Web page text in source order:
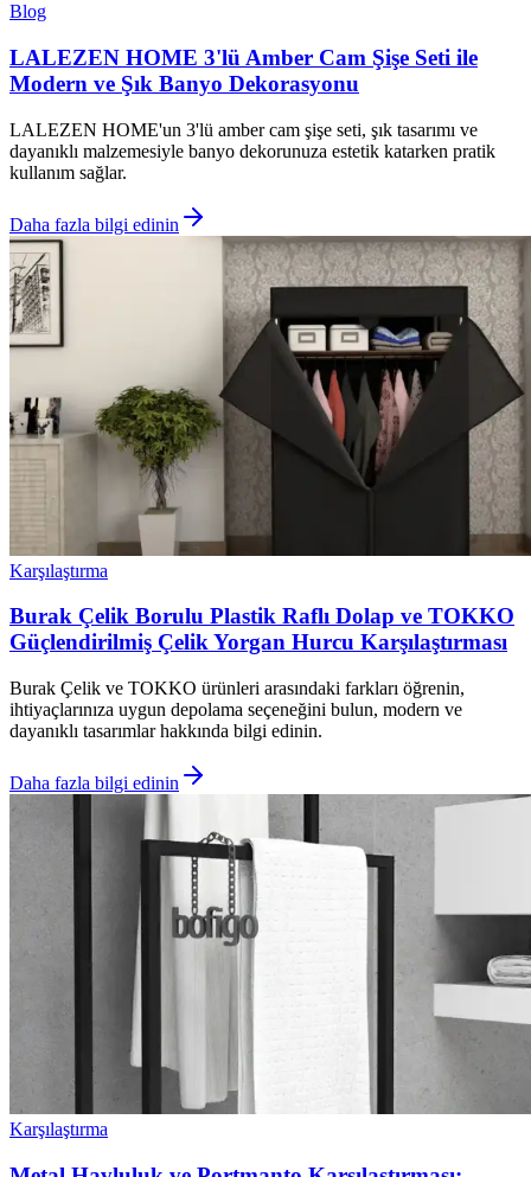
Blog
LALEZEN HOME 3'lü Amber Cam Şişe Seti ile
Modern ve Şık Banyo Dekorasyonu
LALEZEN HOME'un 3'lü amber cam şişe seti, şık tasarımı ve
dayanıklı malzemesiyle banyo dekorunuza estetik katarken pratik
kullanım sağlar.
Daha fazla bilgi edinin
Karşılaştırma
Burak Çelik Borulu Plastik Raflı Dolap ve TOKKO
Güçlendirilmiş Çelik Yorgan Hurcu Karşılaştırması
Burak Çelik ve TOKKO ürünleri arasındaki farkları öğrenin,
ihtiyaçlarınıza uygun depolama seçeneğini bulun, modern ve
dayanıklı tasarımlar hakkında bilgi edinin.
Daha fazla bilgi edinin
Karşılaştırma